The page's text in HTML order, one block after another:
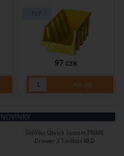
97 CZK
NOVINKY
Skříňka Qbrick System PRIME
Drawer 3 Toolbox RED